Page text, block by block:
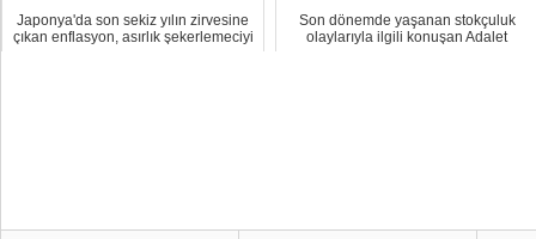
Japonya'da son sekiz yılın zirvesine
çıkan enflasyon, asırlık şekerlemeciyi
Son dönemde yaşanan stokçuluk
olaylarıyla ilgili konuşan Adalet